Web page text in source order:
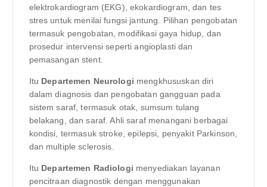
elektrokardiogram (EKG), ekokardiogram, dan tes
stres untuk menilai fungsi jantung. Pilihan pengobatan
termasuk pengobatan, modifikasi gaya hidup, dan
prosedur intervensi seperti angioplasti dan
pemasangan stent.
Itu Departemen Neurologi mengkhususkan diri
dalam diagnosis dan pengobatan gangguan pada
sistem saraf, termasuk otak, sumsum tulang
belakang, dan saraf. Ahli saraf menangani berbagai
kondisi, termasuk stroke, epilepsi, penyakit Parkinson,
dan multiple sclerosis.
Itu Departemen Radiologi menyediakan layanan
pencitraan diagnostik dengan menggunakan